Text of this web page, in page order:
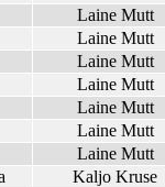
Laine Mutt
Laine Mutt
Laine Mutt
Laine Mutt
Laine Mutt
Laine Mutt
Laine Mutt
Kaljo Kruse